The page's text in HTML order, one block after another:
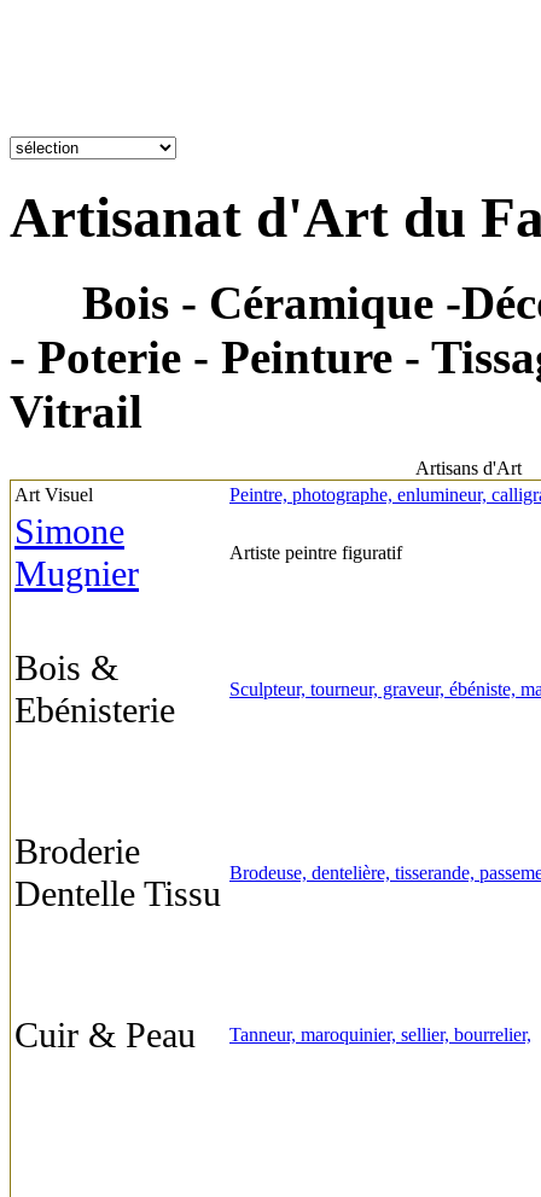
Artisanat d'Art du
Bois - Céramique -
- Poterie - Peinture -
Vitrail
Art Visuel Peintre, photographe, enlumineur,
Simone
Mugnier
Artiste peintre figuratif
Bois &
Ebénisterie
Sculpteur, tourneur, graveur, ébéniste,
Broderie
Dentelle Tissu
Brodeuse, dentelière, tisserande,
Cuir & Peau Tanneur, maroquinier, sellier, bourrelier,
Artisans d'Art